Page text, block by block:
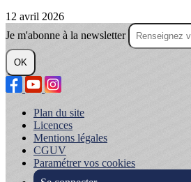
12 avril 2026
Je m'abonne à la newsletter
OK
Plan du site
Licences
Mentions légales
CGUV
Paramétrer vos cookies